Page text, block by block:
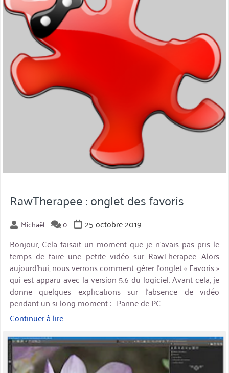
avec
IrfanView »
RawTherapee : onglet des favoris
Michaël 0
25 octobre 2019
Bonjour, Cela faisait un moment que je n’avais pas pris le
temps de faire une petite vidéo sur RawTherapee. Alors
aujourd’hui, nous verrons comment gérer l’onglet « Favoris »
qui est apparu avec la version 5.6 du logiciel. Avant cela, je
donne quelques explications sur l’absence de vidéo
pendant un si long moment :– Panne de PC …
Continuer à lire« RawTherapee
onglet
des
favoris »
miniature